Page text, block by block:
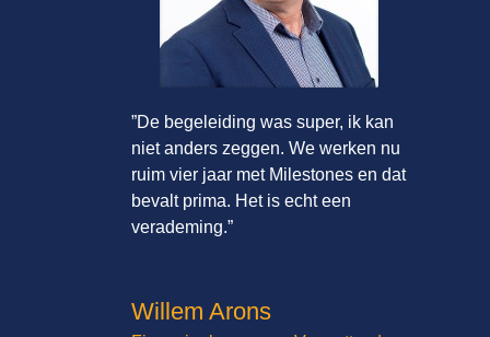
”De begeleiding was super, ik kan
niet anders zeggen. We werken nu
ruim vier jaar met Milestones en dat
bevalt prima. Het is echt een
verademing.”
Willem Arons